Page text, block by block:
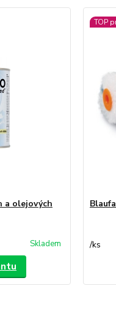
a olejových
Skladem
TOP
/ks